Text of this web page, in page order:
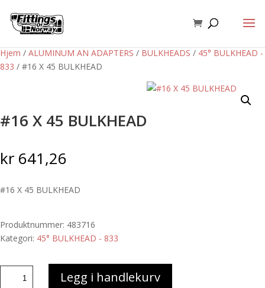
Hjem / ALUMINUM AN ADAPTERS / BULKHEADS / 45° BULKHEAD -
833 / #16 X 45 BULKHEAD
#16 X 45 BULKHEAD
kr 641,26
#16 X 45 BULKHEAD
Produktnummer: 483716
Kategori: 45° BULKHEAD - 833
#16
Legg i handlekurv